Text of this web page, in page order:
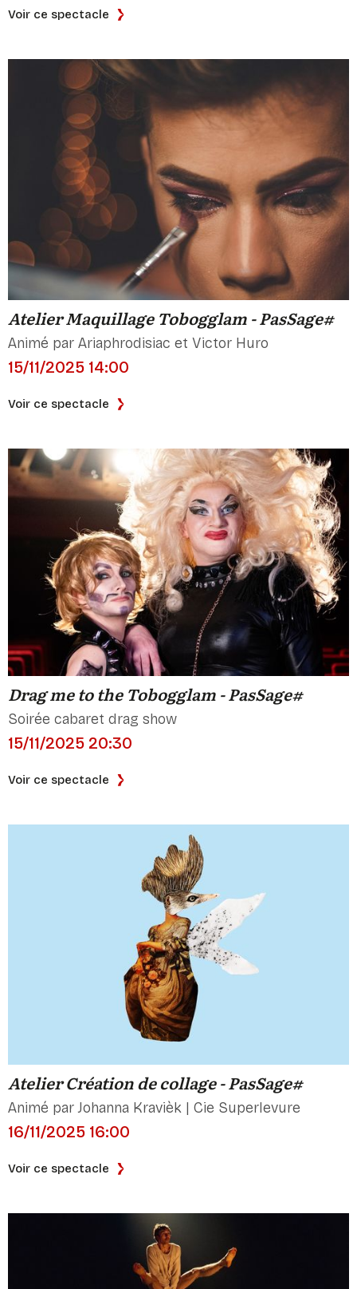
Voir ce spectacle
Atelier Maquillage Tobogglam - PasSage#
Animé par Ariaphrodisiac et Victor Huro
15/11/2025 14:00
Voir ce spectacle
Drag me to the Tobogglam - PasSage#
Soirée cabaret drag show
15/11/2025 20:30
Voir ce spectacle
Atelier Création de collage - PasSage#
Animé par Johanna Kravièk | Cie Superlevure
16/11/2025 16:00
Voir ce spectacle